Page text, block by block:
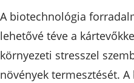
A biotechnológia
lehetővé téve a
környezeti stresszel
növények termesztését.